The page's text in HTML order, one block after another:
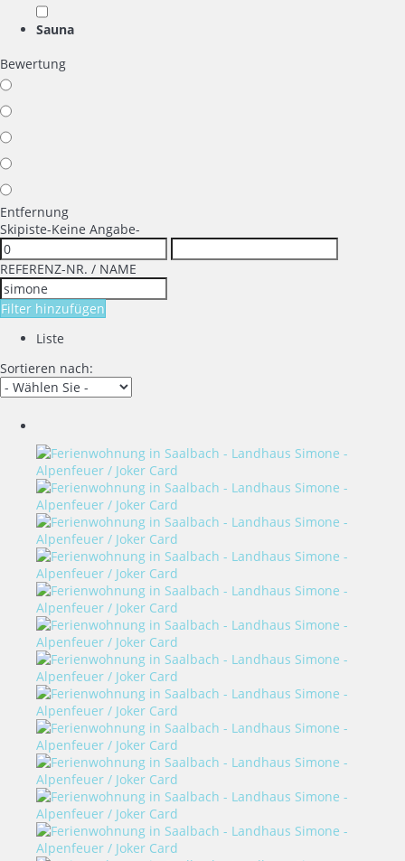
Sauna
Bewertung
Entfernung
Skipiste-Keine Angabe-
REFERENZ-NR. / NAME
Filter hinzufügen
Liste
Sortieren nach: